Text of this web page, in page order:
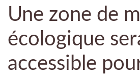
Une zone de
écologique
accessible